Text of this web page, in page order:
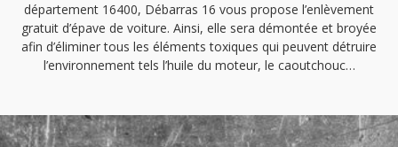
département 16400, Débarras 16 vous propose l’enlèvement
gratuit d’épave de voiture. Ainsi, elle sera démontée et broyée
afin d’éliminer tous les éléments toxiques qui peuvent détruire
l’environnement tels l’huile du moteur, le caoutchouc…